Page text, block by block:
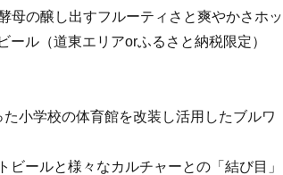
母の醸し出すフルーティさと爽やかさホッ
ール（道東エリアorふるさと納税限定）
小学校の体育館を改装し活用したブルワ
ビールと様々なカルチャーとの「結び目」